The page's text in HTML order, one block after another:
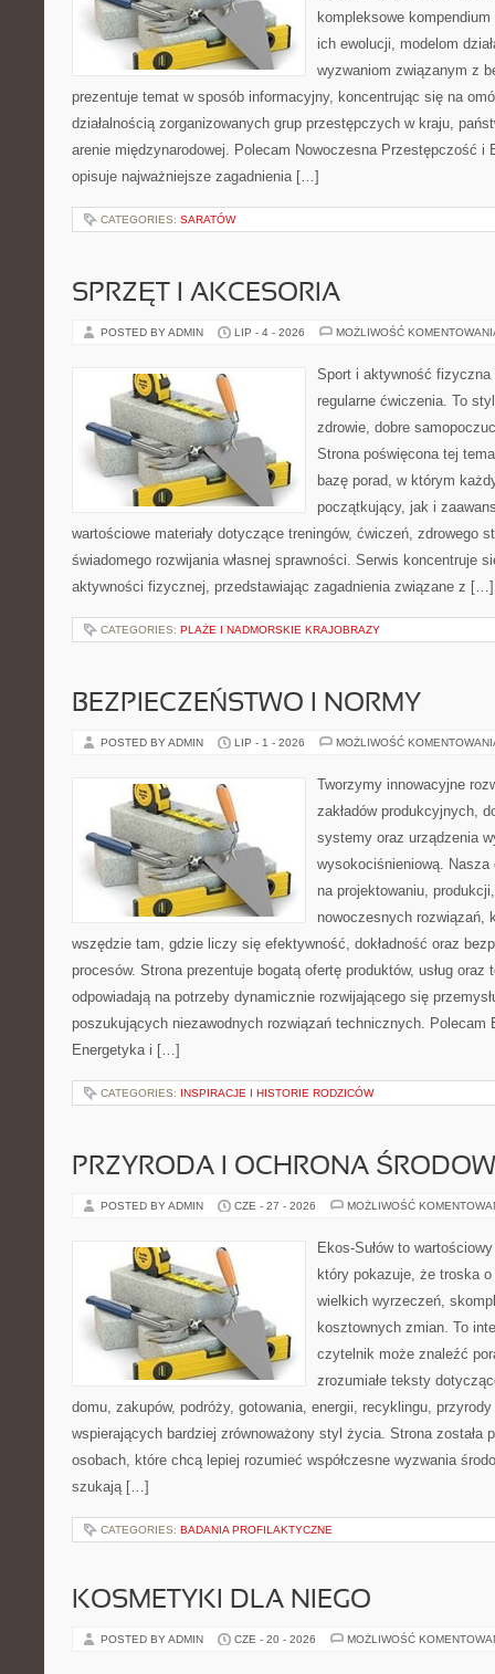
kompleksowe
ich ewolucji, modelom
wyzwaniom związanym z
prezentuje temat w sposób informacyjny, koncentrując się na
działalnością zorganizowanych grup przestępczych w kraju,
arenie międzynarodowej. Polecam Nowoczesna Przestępczość i
opisuje najważniejsze zagadnienia […]
CATEGORIES: SARATÓW
SPRZĘT I AKCESORIA
POSTED BY ADMIN LIP - 4 - 2026 MOŻLIWOŚĆ
Sport i aktywność
regularne ćwiczenia. To
zdrowie, dobre
Strona poświęcona tej
bazę porad, w którym
początkujący, jak i
wartościowe materiały dotyczące treningów, ćwiczeń, zdrowego
świadomego rozwijania własnej sprawności. Serwis koncentruje
aktywności fizycznej, przedstawiając zagadnienia związane z […]
CATEGORIES: PLAŻE I NADMORSKIE KRAJOBRAZY
BEZPIECZEŃSTWO I NORMY
POSTED BY ADMIN LIP - 1 - 2026 MOŻLIWOŚĆ
Tworzymy innowacyjne
zakładów produkcyjnych,
systemy oraz urządzenia
wysokociśnieniową. Nasza
na projektowaniu,
nowoczesnych rozwiązań,
wszędzie tam, gdzie liczy się efektywność, dokładność oraz
procesów. Strona prezentuje bogatą ofertę produktów, usług oraz
odpowiadają na potrzeby dynamicznie rozwijającego się
poszukujących niezawodnych rozwiązań technicznych. Polecam
Energetyka i […]
CATEGORIES: INSPIRACJE I HISTORIE RODZICÓW
PRZYRODA I OCHRONA
POSTED BY ADMIN CZE - 27 - 2026 MOŻLIWOŚĆ
Ekos-Sułów to
który pokazuje, że troska
wielkich wyrzeczeń,
kosztownych zmian. To
czytelnik może znaleźć
zrozumiałe teksty
domu, zakupów, podróży, gotowania, energii, recyklingu,
wspierających bardziej zrównoważony styl życia. Strona została
osobach, które chcą lepiej rozumieć współczesne wyzwania
szukają […]
CATEGORIES: BADANIA PROFILAKTYCZNE
KOSMETYKI DLA NIEGO
POSTED BY ADMIN CZE - 20 - 2026 MOŻLIWOŚĆ